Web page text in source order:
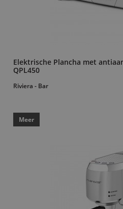
Elektrische Plancha met
QPL450
Riviera - Bar
Meer